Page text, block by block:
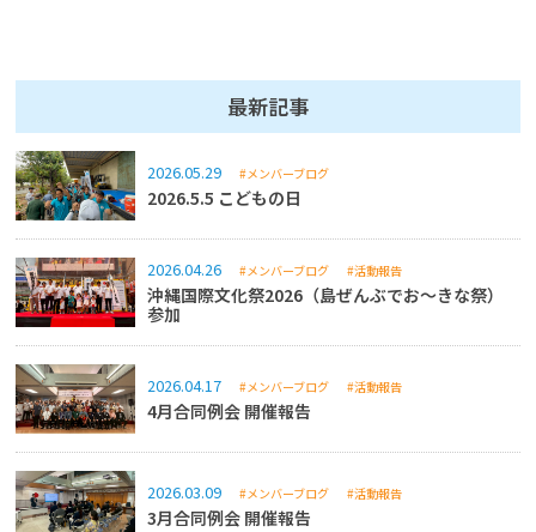
最新記事
2026.05.29 #メンバーブログ
2026.5.5 こどもの日
2026.04.26 #メンバーブログ #活動報告
沖縄国際文化祭2026（島ぜんぶでお～きな祭）
参加
2026.04.17 #メンバーブログ #活動報告
4月合同例会 開催報告
2026.03.09 #メンバーブログ #活動報告
3月合同例会 開催報告